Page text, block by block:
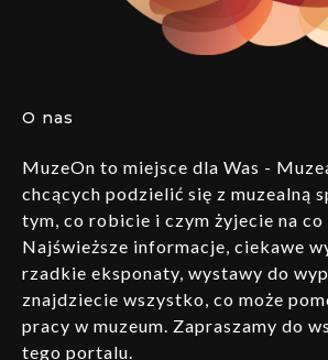
O nas
MuzeOn to miejsce dla Was -
chcących podzielić się z muzealną
tym, co robicie i czym żyjecie na co
Najświeższe informacje, ciekawe
rzadkie eksponaty, wystawy do
znajdziecie wszystko, co może
pracy w muzeum. Zapraszamy do
tego portalu.